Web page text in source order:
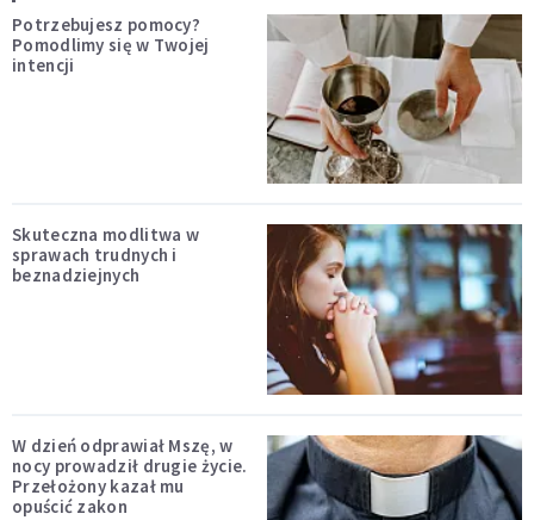
Potrzebujesz pomocy?
Pomodlimy się w Twojej
intencji
Skuteczna modlitwa w
sprawach trudnych i
beznadziejnych
W dzień odprawiał Mszę, w
nocy prowadził drugie życie.
Przełożony kazał mu
opuścić zakon